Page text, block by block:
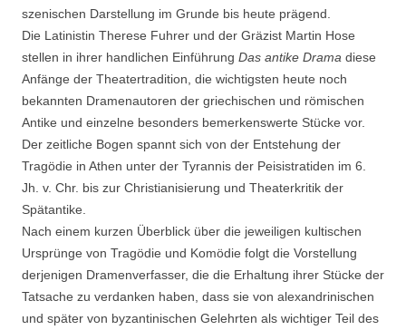
szenischen Darstellung im Grunde bis heute prägend.
Die Latinistin Therese Fuhrer und der Gräzist Martin Hose
stellen in ihrer handlichen Einführung Das antike Drama diese
Anfänge der Theatertradition, die wichtigsten heute noch
bekannten Dramenautoren der griechischen und römischen
Antike und einzelne besonders bemerkenswerte Stücke vor.
Der zeitliche Bogen spannt sich von der Entstehung der
Tragödie in Athen unter der Tyrannis der Peisistratiden im 6.
Jh. v. Chr. bis zur Christianisierung und Theaterkritik der
Spätantike.
Nach einem kurzen Überblick über die jeweiligen kultischen
Ursprünge von Tragödie und Komödie folgt die Vorstellung
derjenigen Dramenverfasser, die die Erhaltung ihrer Stücke der
Tatsache zu verdanken haben, dass sie von alexandrinischen
und später von byzantinischen Gelehrten als wichtiger Teil des